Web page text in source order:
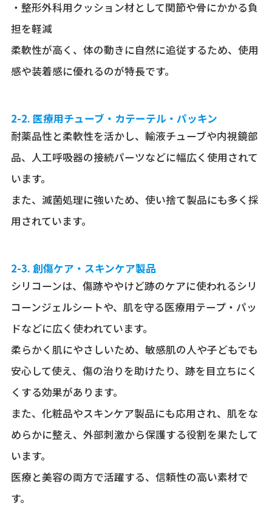
・整形外科用クッション材として関節や骨にかかる負
担を軽減
柔軟性が高く、体の動きに自然に追従するため、使用
感や装着感に優れるのが特長です。
2-2. 医療用チューブ・カテーテル・パッキン
耐薬品性と柔軟性を活かし、輸液チューブや内視鏡部
品、人工呼吸器の接続パーツなどに幅広く使用されて
います。
また、滅菌処理に強いため、使い捨て製品にも多く採
用されています。
2-3. 創傷ケア・スキンケア製品
シリコーンは、傷跡ややけど跡のケアに使われるシリ
コーンジェルシートや、肌を守る医療用テープ・パッ
ドなどに広く使われています。
柔らかく肌にやさしいため、敏感肌の人や子どもでも
安心して使え、傷の治りを助けたり、跡を目立ちにく
くする効果があります。
また、化粧品やスキンケア製品にも応用され、肌をな
めらかに整え、外部刺激から保護する役割を果たして
います。
医療と美容の両方で活躍する、信頼性の高い素材で
す。